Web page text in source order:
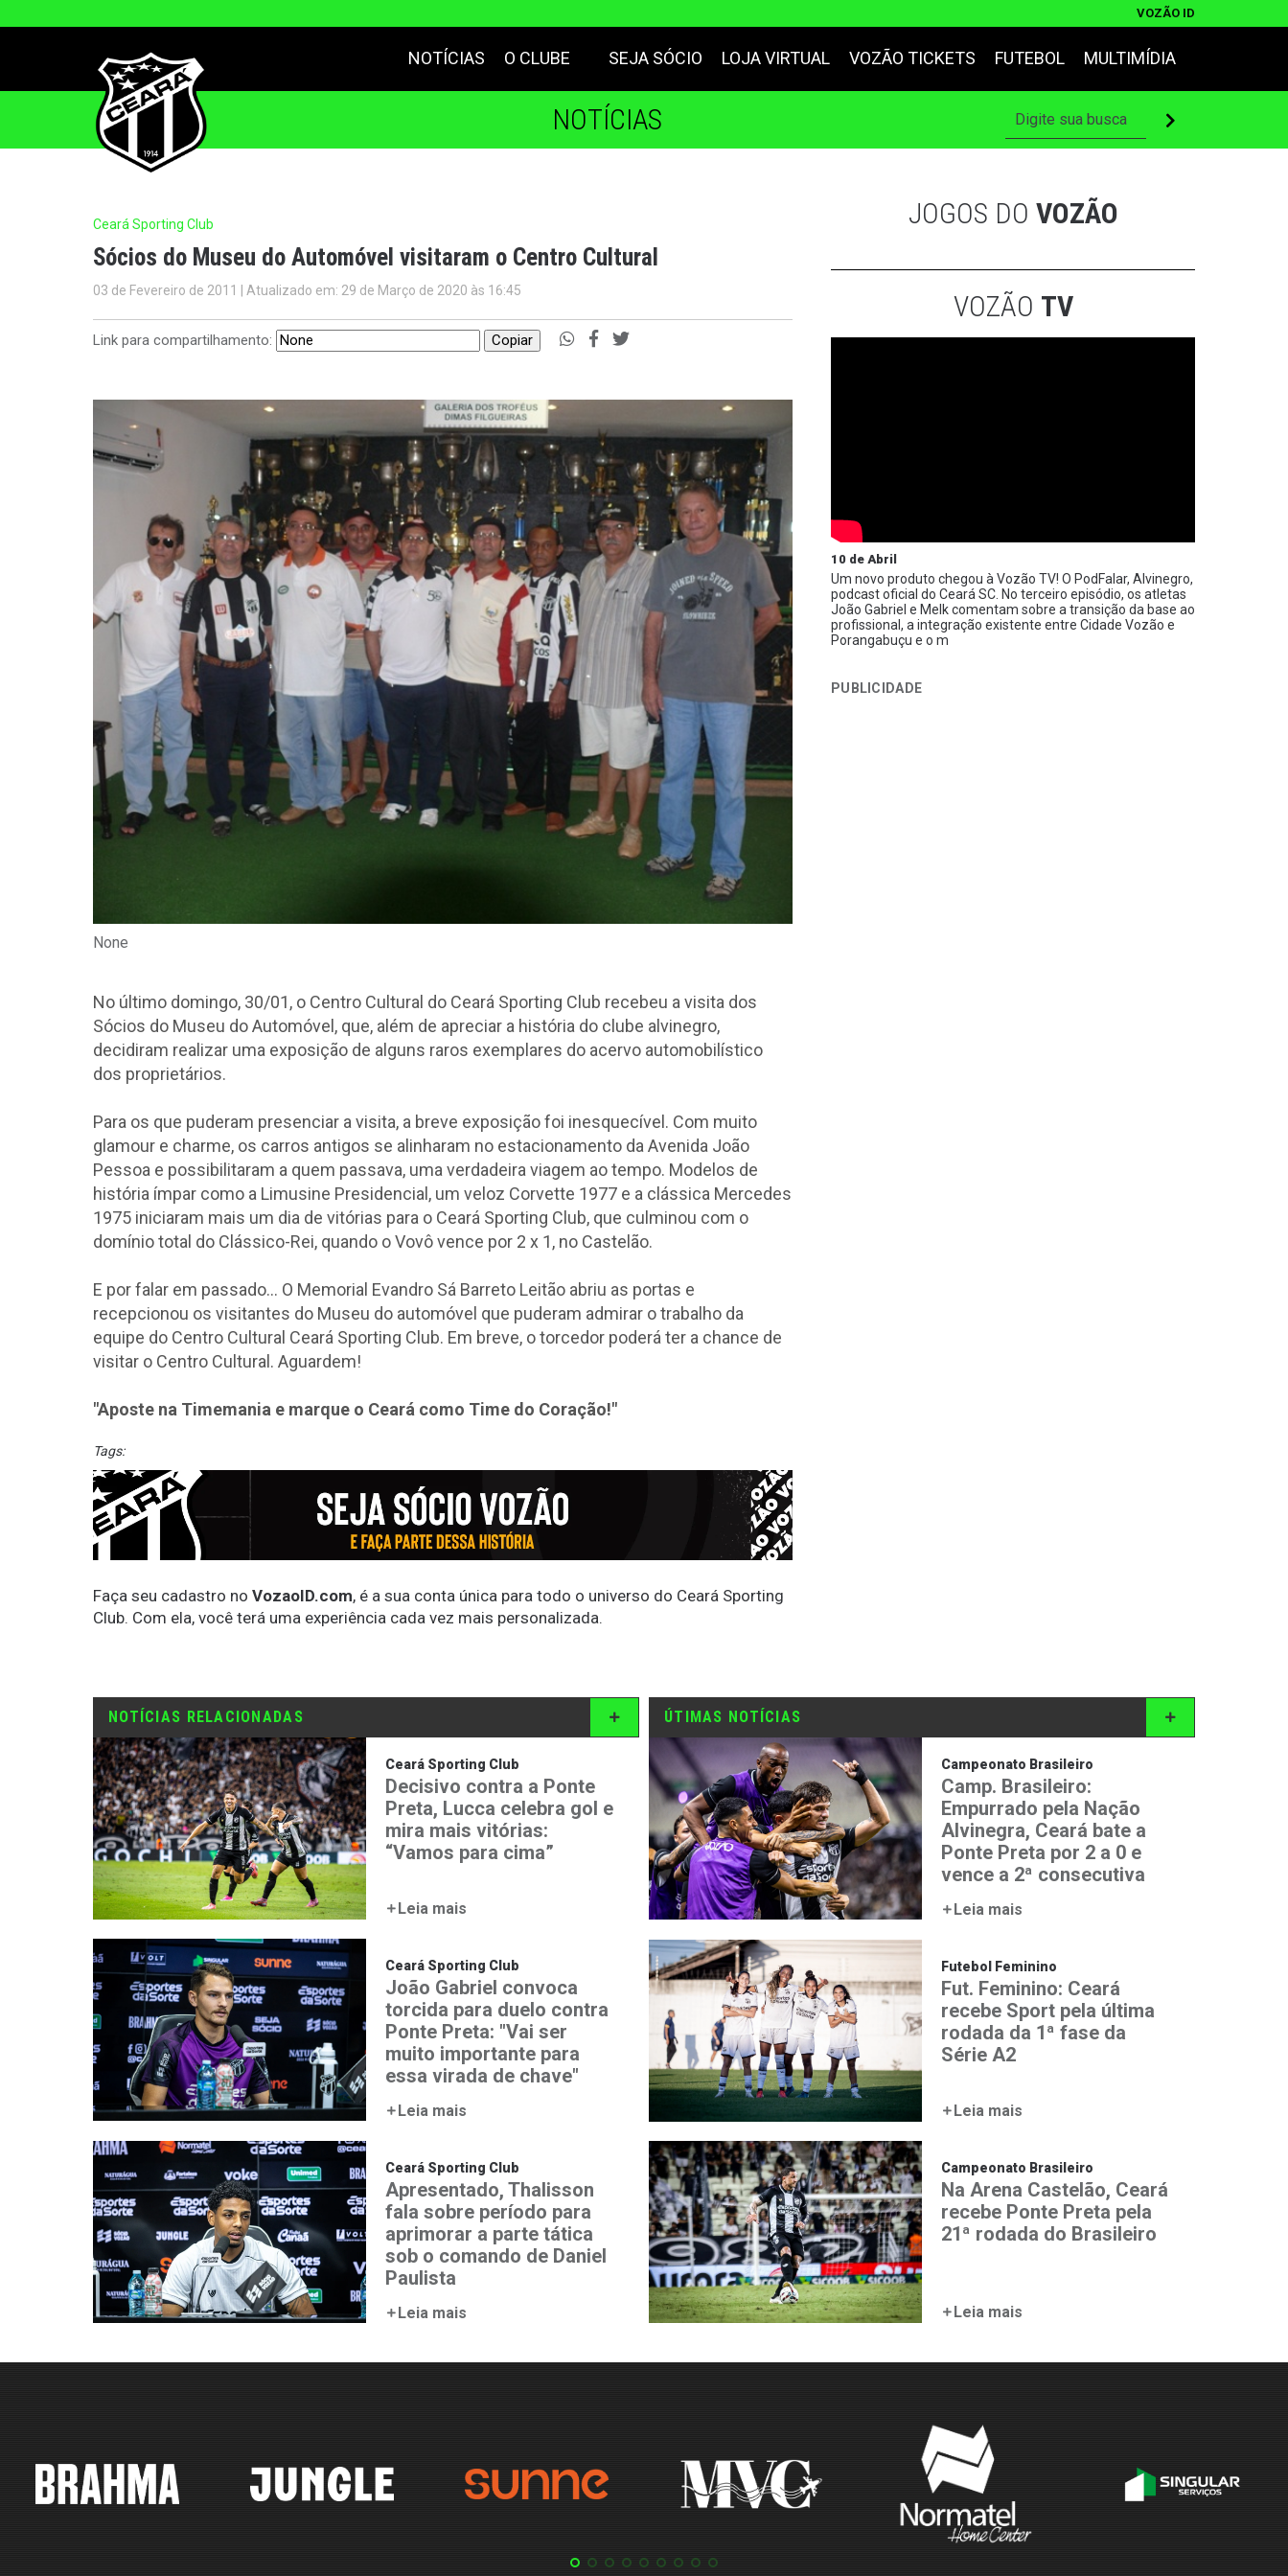
VOZÃO ID
NOTÍCIAS O CLUBE SEJA SÓCIO LOJA VIRTUAL VOZÃO TICKETS FUTEBOL MULTIMÍDIA
NOTÍCIAS
Ceará Sporting Club
Sócios do Museu do Automóvel visitaram o Centro Cultural
03 de Fevereiro de 2011 | Atualizado em: 29 de Março de 2020 às 16:45
Link para compartilhamento: Copiar
None
No último domingo, 30/01, o Centro Cultural do Ceará Sporting Club recebeu a visita dos
Sócios do Museu do Automóvel, que, além de apreciar a história do clube alvinegro,
decidiram realizar uma exposição de alguns raros exemplares do acervo automobilístico
dos proprietários.
Para os que puderam presenciar a visita, a breve exposição foi inesquecível. Com muito
glamour e charme, os carros antigos se alinharam no estacionamento da Avenida João
Pessoa e possibilitaram a quem passava, uma verdadeira viagem ao tempo. Modelos de
história ímpar como a Limusine Presidencial, um veloz Corvette 1977 e a clássica Mercedes
1975 iniciaram mais um dia de vitórias para o Ceará Sporting Club, que culminou com o
domínio total do Clássico-Rei, quando o Vovô vence por 2 x 1, no Castelão.
E por falar em passado... O Memorial Evandro Sá Barreto Leitão abriu as portas e
recepcionou os visitantes do Museu do automóvel que puderam admirar o trabalho da
equipe do Centro Cultural Ceará Sporting Club. Em breve, o torcedor poderá ter a chance de
visitar o Centro Cultural. Aguardem!
"Aposte na Timemania e marque o Ceará como Time do Coração!"
Tags:
Faça seu cadastro no VozaoID.com, é a sua conta única para todo o universo do Ceará Sporting
Club. Com ela, você terá uma experiência cada vez mais personalizada.
JOGOS DO VOZÃO
VOZÃO TV
10 de Abril
Um novo produto chegou à Vozão TV! O PodFalar, Alvinegro,
podcast oficial do Ceará SC. No terceiro episódio, os atletas
João Gabriel e Melk comentam sobre a transição da base ao
profissional, a integração existente entre Cidade Vozão e
Porangabuçu e o m
PUBLICIDADE
NOTÍCIAS RELACIONADAS
Ceará Sporting Club
Decisivo contra a Ponte
Preta, Lucca celebra gol e
mira mais vitórias:
“Vamos para cima”
Leia mais
Ceará Sporting Club
João Gabriel convoca
torcida para duelo contra
Ponte Preta: "Vai ser
muito importante para
essa virada de chave"
Leia mais
Ceará Sporting Club
Apresentado, Thalisson
fala sobre período para
aprimorar a parte tática
sob o comando de Daniel
Paulista
Leia mais
ÚTIMAS NOTÍCIAS
Campeonato Brasileiro
Camp. Brasileiro:
Empurrado pela Nação
Alvinegra, Ceará bate a
Ponte Preta por 2 a 0 e
vence a 2ª consecutiva
Leia mais
Futebol Feminino
Fut. Feminino: Ceará
recebe Sport pela última
rodada da 1ª fase da
Série A2
Leia mais
Campeonato Brasileiro
Na Arena Castelão, Ceará
recebe Ponte Preta pela
21ª rodada do Brasileiro
Leia mais